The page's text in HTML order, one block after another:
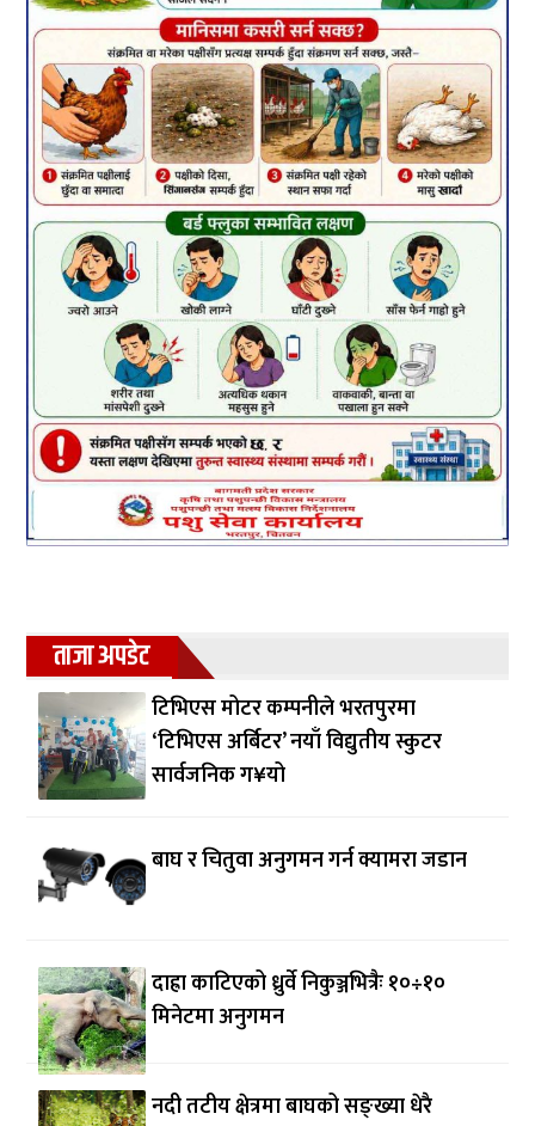
ताजा अपडेट
टिभिएस मोटर कम्पनीले भरतपुरमा
‘टिभिएस अर्बिटर’ नयाँ विद्युतीय स्कुटर
सार्वजनिक ग¥यो
बाघ र चितुवा अनुगमन गर्न क्यामरा जडान
दाह्रा काटिएको ध्रुर्वे निकुञ्जभित्रैः १०÷१०
मिनेटमा अनुगमन
नदी तटीय क्षेत्रमा बाघको सङ्ख्या धेरै